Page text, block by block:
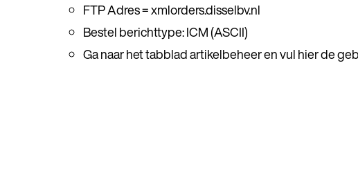
FTP Adres = xmlorders.disselbv.nl
Bestel berichttype: ICM (ASCII)
Ga naar het tabblad artikelbeheer en vul hier de